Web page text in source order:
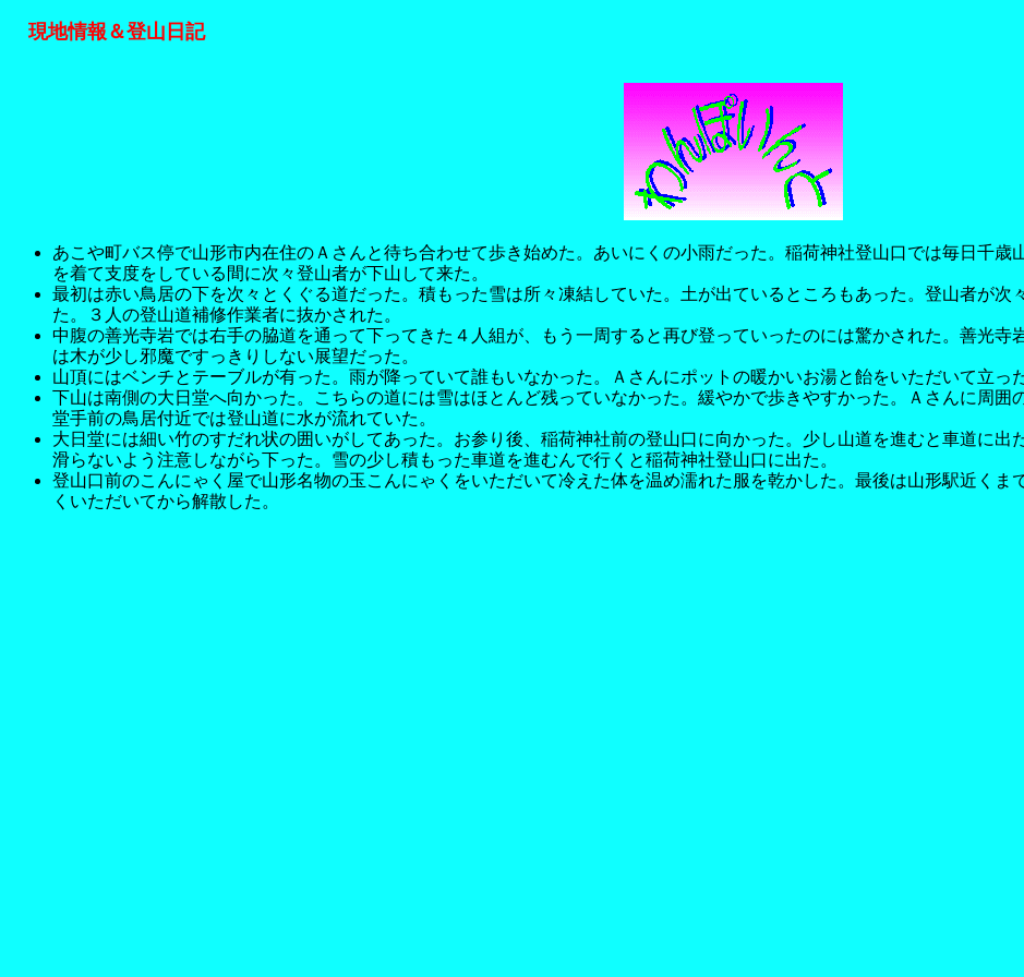
現地情報＆登山日記
あこや町バス停で山形市内在住のＡさんと待ち合わせて歩き始めた。あいにくの小雨だった。稲荷神社登山口では毎日千歳
を着て支度をしている間に次々登山者が下山して来た。
最初は赤い鳥居の下を次々とくぐる道だった。積もった雪は所々凍結していた。土が出ているところもあった。登山者が
た。３人の登山道補修作業者に抜かされた。
中腹の善光寺岩では右手の脇道を通って下ってきた４人組が、もう一周すると再び登っていったのには驚かされた。善光
は木が少し邪魔ですっきりしない展望だった。
山頂にはベンチとテーブルが有った。雨が降っていて誰もいなかった。Ａさんにポットの暖かいお湯と飴をいただいて立っ
下山は南側の大日堂へ向かった。こちらの道には雪はほとんど残っていなかった。緩やかで歩きやすかった。Ａさんに周囲
堂手前の鳥居付近では登山道に水が流れていた。
大日堂には細い竹のすだれ状の囲いがしてあった。お参り後、稲荷神社前の登山口に向かった。少し山道を進むと車道に出
滑らないよう注意しながら下った。雪の少し積もった車道を進むんで行くと稲荷神社登山口に出た。
登山口前のこんにゃく屋で山形名物の玉こんにゃくをいただいて冷えた体を温め濡れた服を乾かした。最後は山形駅近く
くいただいてから解散した。